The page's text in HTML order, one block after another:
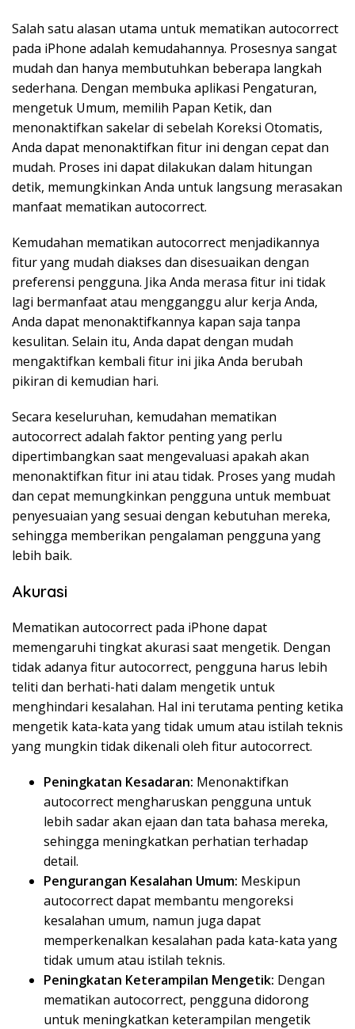
Salah satu alasan utama untuk mematikan autocorrect
pada iPhone adalah kemudahannya. Prosesnya sangat
mudah dan hanya membutuhkan beberapa langkah
sederhana. Dengan membuka aplikasi Pengaturan,
mengetuk Umum, memilih Papan Ketik, dan
menonaktifkan sakelar di sebelah Koreksi Otomatis,
Anda dapat menonaktifkan fitur ini dengan cepat dan
mudah. Proses ini dapat dilakukan dalam hitungan
detik, memungkinkan Anda untuk langsung merasakan
manfaat mematikan autocorrect.
Kemudahan mematikan autocorrect menjadikannya
fitur yang mudah diakses dan disesuaikan dengan
preferensi pengguna. Jika Anda merasa fitur ini tidak
lagi bermanfaat atau mengganggu alur kerja Anda,
Anda dapat menonaktifkannya kapan saja tanpa
kesulitan. Selain itu, Anda dapat dengan mudah
mengaktifkan kembali fitur ini jika Anda berubah
pikiran di kemudian hari.
Secara keseluruhan, kemudahan mematikan
autocorrect adalah faktor penting yang perlu
dipertimbangkan saat mengevaluasi apakah akan
menonaktifkan fitur ini atau tidak. Proses yang mudah
dan cepat memungkinkan pengguna untuk membuat
penyesuaian yang sesuai dengan kebutuhan mereka,
sehingga memberikan pengalaman pengguna yang
lebih baik.
Akurasi
Mematikan autocorrect pada iPhone dapat
memengaruhi tingkat akurasi saat mengetik. Dengan
tidak adanya fitur autocorrect, pengguna harus lebih
teliti dan berhati-hati dalam mengetik untuk
menghindari kesalahan. Hal ini terutama penting ketika
mengetik kata-kata yang tidak umum atau istilah teknis
yang mungkin tidak dikenali oleh fitur autocorrect.
Peningkatan Kesadaran: Menonaktifkan
autocorrect mengharuskan pengguna untuk
lebih sadar akan ejaan dan tata bahasa mereka,
sehingga meningkatkan perhatian terhadap
detail.
Pengurangan Kesalahan Umum: Meskipun
autocorrect dapat membantu mengoreksi
kesalahan umum, namun juga dapat
memperkenalkan kesalahan pada kata-kata yang
tidak umum atau istilah teknis.
Peningkatan Keterampilan Mengetik: Dengan
mematikan autocorrect, pengguna didorong
untuk meningkatkan keterampilan mengetik